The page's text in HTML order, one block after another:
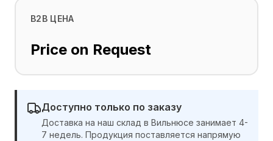
B2B ЦЕНА
Price on Request
Доступно только по заказу
Доставка на наш склад в Вильнюсе занимает 4-
7 недель. Продукция поставляется напрямую